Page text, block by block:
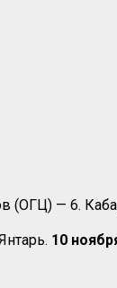
(ОГЦ) — 6.
10